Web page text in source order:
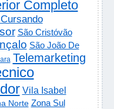
Completo
São Cristóvão
São João De
Telemarketing
Vila Isabel
Norte Zona Sul